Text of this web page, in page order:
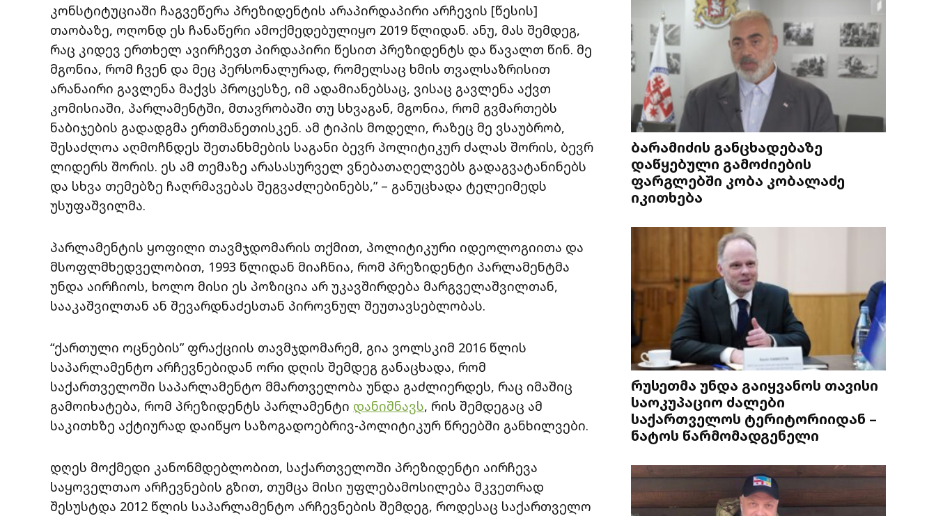
კონსტიტუციაში ჩაგვეწერა პრეზიდენტის არაპირდაპირი არჩევის [წესის]
თაობაზე, ოღონდ ეს ჩანაწერი ამოქმედებულიყო 2019 წლიდან. ანუ, მას შემდეგ,
რაც კიდევ ერთხელ ავირჩევთ პირდაპირი წესით პრეზიდენტს და წავალთ წინ. მე
მგონია, რომ ჩვენ და მეც პერსონალურად, რომელსაც ხმის თვალსაზრისით
არანაირი გავლენა მაქვს პროცესზე, იმ ადამიანებსაც, ვისაც გავლენა აქვთ
კომისიაში, პარლამენტში, მთავრობაში თუ სხვაგან, მგონია, რომ გვმართებს
ნაბიჯების გადადგმა ერთმანეთისკენ. ამ ტიპის მოდელი, რაზეც მე ვსაუბრობ,
შესაძლოა აღმოჩნდეს შეთანხმების საგანი ბევრ პოლიტიკურ ძალას შორის, ბევრ
ლიდერს შორის. ეს ამ თემაზე არასასურველ ვნებათაღელვებს გადაგვატანინებს
და სხვა თემებზე ჩაღრმავებას შეგვაძლებინებს,” – განუცხადა ტელეიმედს
უსუფაშვილმა.
პარლამენტის ყოფილი თავმჯდომარის თქმით, პოლიტიკური იდეოლოგიითა და
მსოფლმხედველობით, 1993 წლიდან მიაჩნია, რომ პრეზიდენტი პარლამენტმა
უნდა აირჩიოს, ხოლო მისი ეს პოზიცია არ უკავშირდება მარგველაშვილთან,
სააკაშვილთან ან შევარდნაძესთან პიროვნულ შეუთავსებლობას.
“ქართული ოცნების” ფრაქციის თავმჯდომარემ, გია ვოლსკიმ 2016 წლის
საპარლამენტო არჩევნებიდან ორი დღის შემდეგ განაცხადა, რომ
საქართველოში საპარლამენტო მმართველობა უნდა გაძლიერდეს, რაც იმაშიც
გამოიხატება, რომ პრეზიდენტს პარლამენტი დანიშნავს, რის შემდეგაც ამ
საკითხზე აქტიურად დაიწყო საზოგადოებრივ-პოლიტიკურ წრეებში განხილვები.
დღეს მოქმედი კანონმდებლობით, საქართველოში პრეზიდენტი აირჩევა
საყოველთაო არჩევნების გზით, თუმცა მისი უფლებამოსილება მკვეთრად
შესუსტდა 2012 წლის საპარლამენტო არჩევნების შემდეგ, როდესაც საქართველო
ბარამიძის განცხადებაზე
დაწყებული გამოძიების
ფარგლებში კობა კობალაძე
იკითხება
რუსეთმა უნდა გაიყვანოს თავისი
საოკუპაციო ძალები
საქართველოს ტერიტორიიდან –
ნატოს წარმომადგენელი